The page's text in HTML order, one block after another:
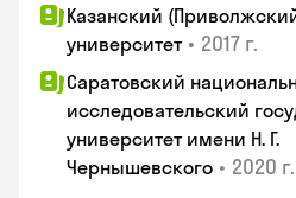
Казанский
университет • 2017 г.
Саратовский
исследовательский
университет имени Н. Г.
Чернышевского • 2020 г.